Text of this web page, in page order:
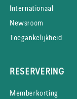
Internationaal
Newsroom
Toegankelijkheid
RESERVERING
Memberkorting